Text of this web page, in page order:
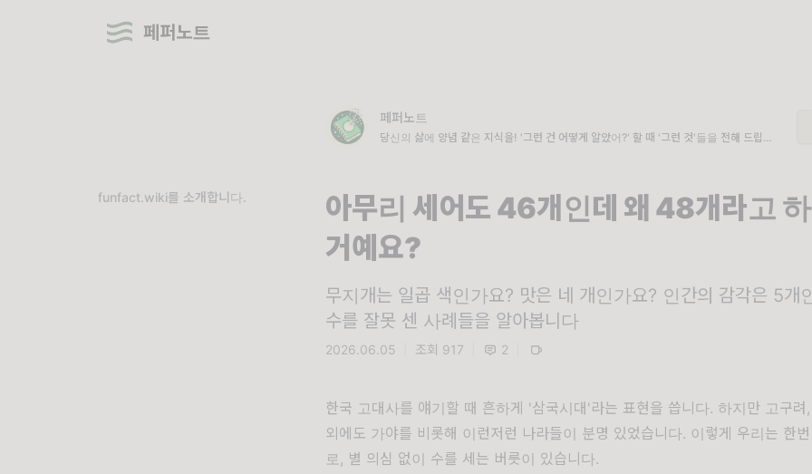
페퍼노트
funfact.wiki를 소개합니다.
페퍼노트
당신의 삶에 양념 같은 지식을! '그런 건 어떻게 알았어?' 할 때 '그런 것'들을 전해 드립니
아무리 세어도 46개인데 왜 48개라고
거예요?
무지개는 일곱 색인가요? 맛은 네 개인가요? 인간의 감각은 5개
수를 잘못 센 사례들을 알아봅니다
2026.06.05 조회 917 2
한국 고대사를 얘기할 때 흔하게 '삼국시대'라는 표현을 씁니다. 하지만 고구려
외에도 가야를 비롯해 이런저런 나라들이 분명 있었습니다. 이렇게 우리는 한번
로, 별 의심 없이 수를 세는 버릇이 있습니다.